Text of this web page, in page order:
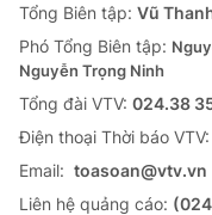
Tổng Biên tập: Vũ
Phó Tổng Biên tập:
Nguyễn Trọng Ninh
Tổng đài VTV: 024.38
Ðiện thoại Thời báo VTV:
Email: toasoan@vtv.vn
Liên hệ quảng cáo: